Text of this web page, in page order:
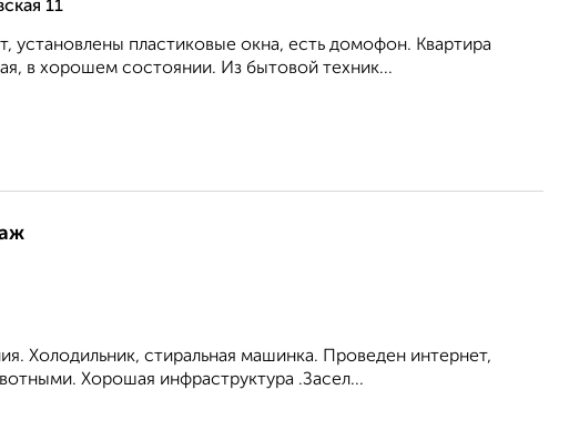
11
установлены пластиковые окна, есть домофон. Квартира
в хорошем состоянии. Из бытовой техник...
Холодильник, стиральная машинка. Проведен интернет,
Хорошая инфраструктура .Засел...